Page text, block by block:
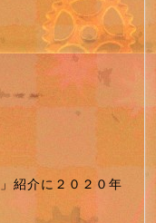
」紹介に２０２０年